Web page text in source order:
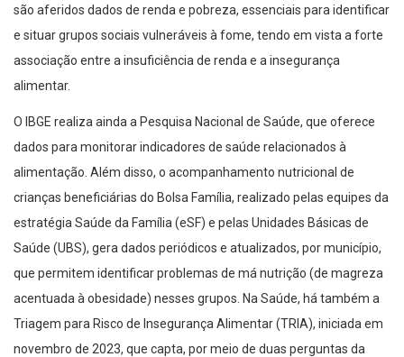
são aferidos dados de renda e pobreza, essenciais para identificar
e situar grupos sociais vulneráveis à fome, tendo em vista a forte
associação entre a insuficiência de renda e a insegurança
alimentar.
O IBGE realiza ainda a Pesquisa Nacional de Saúde, que oferece
dados para monitorar indicadores de saúde relacionados à
alimentação. Além disso, o acompanhamento nutricional de
crianças beneficiárias do Bolsa Família, realizado pelas equipes da
estratégia Saúde da Família (eSF) e pelas Unidades Básicas de
Saúde (UBS), gera dados periódicos e atualizados, por município,
que permitem identificar problemas de má nutrição (de magreza
acentuada à obesidade) nesses grupos. Na Saúde, há também a
Triagem para Risco de Insegurança Alimentar (TRIA), iniciada em
novembro de 2023, que capta, por meio de duas perguntas da